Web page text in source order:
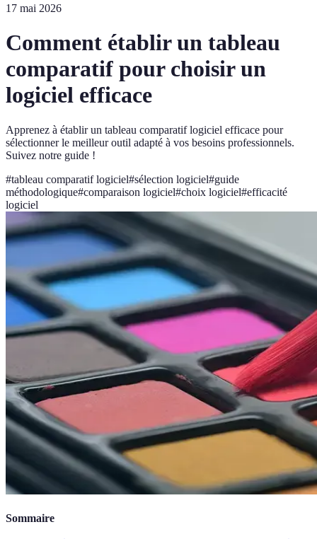
17 mai 2026
Comment établir un tableau
comparatif pour choisir un
logiciel efficace
Apprenez à établir un tableau comparatif logiciel efficace pour
sélectionner le meilleur outil adapté à vos besoins professionnels.
Suivez notre guide !
#tableau comparatif logiciel#sélection logiciel#guide
méthodologique#comparaison logiciel#choix logiciel#efficacité
logiciel
Sommaire